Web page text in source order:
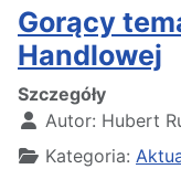
Gorący
Handlowej
Szczegóły
Autor: Hubert
Kategoria: